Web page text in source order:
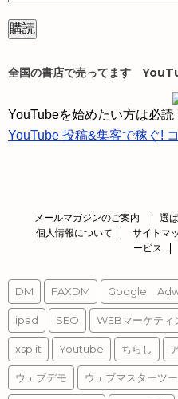
ル
ド
ス
全国の書店で売ってます
YouTubeを始めたい方は必読
YouTube 投稿&集客で稼ぐ!
メールマガジンのご案内 選
個人情報について
サイトマ
ービス
DM FAXDM Google
ipad SEO WEBマーケティ
xsplit Youtube ちらし
ウェブデモ ウェブマスターツ